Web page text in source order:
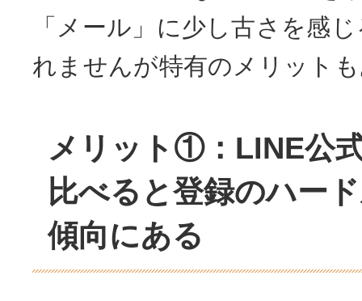
「メール」に少し古さを感
れませんが特有のメリット
メリット①：LINE公
比べると登録のハー
傾向にある